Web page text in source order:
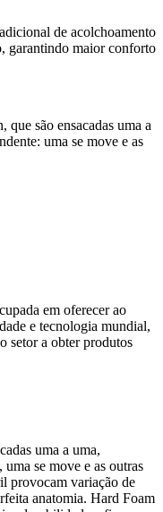
de acolchoamento
garantindo maior conforto
são ensacadas uma a
uma se move e as
em oferecer ao
e tecnologia mundial,
setor a obter produtos
uma a uma,
se move e as outras
provocam variação de
anatomia. Hard Foam